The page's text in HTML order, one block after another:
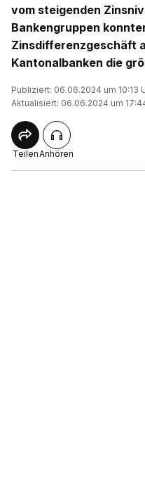
vom steigenden
Bankengruppen
Zinsdifferenzgeschäft
Kantonalbanken die
Publiziert: 06.06.2024 um 10:13
Aktualisiert: 06.06.2024 um
TeilenAnhören